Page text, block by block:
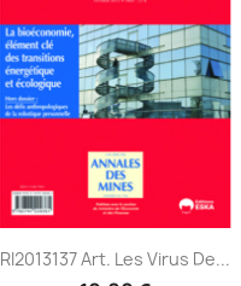
Aperçu rapide
RI2013137 Art. Les Virus De...